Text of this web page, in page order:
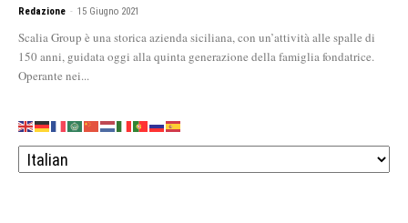
Redazione - 15 Giugno 2021
Scalia Group è una storica azienda siciliana, con un’attività alle spalle di
150 anni, guidata oggi alla quinta generazione della famiglia fondatrice.
Operante nei...